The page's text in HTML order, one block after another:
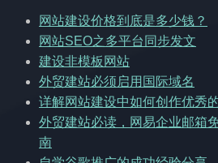
网站建设价格到底是多少钱？
网站SEO之多平台同步发文
建设非模板网站
外贸建站必须启用国际域名
详解网站建设中如何创作优秀
外贸建站必读，网易企业邮箱
南